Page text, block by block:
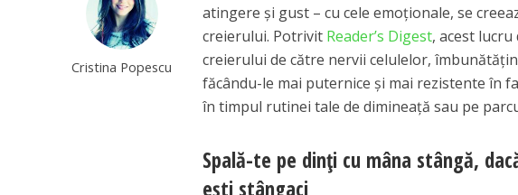
Cristina Popescu
atingere și gust – cu cele emoționale, se
creierului. Potrivit Reader’s Digest, acest
creierului de către nervii celulelor,
făcându-le mai puternice și mai rezistente în
în timpul rutinei tale de dimineață sau pe
Spală-te pe dinți cu mâna stângă,
ești stângaci